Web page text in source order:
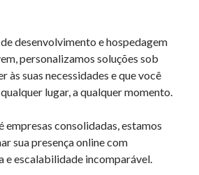
desenvolvimento e hospedagem
personalizamos soluções sob
às suas necessidades e que você
lugar, a qualquer momento.
empresas consolidadas, estamos
sua presença online com
e escalabilidade incomparável.